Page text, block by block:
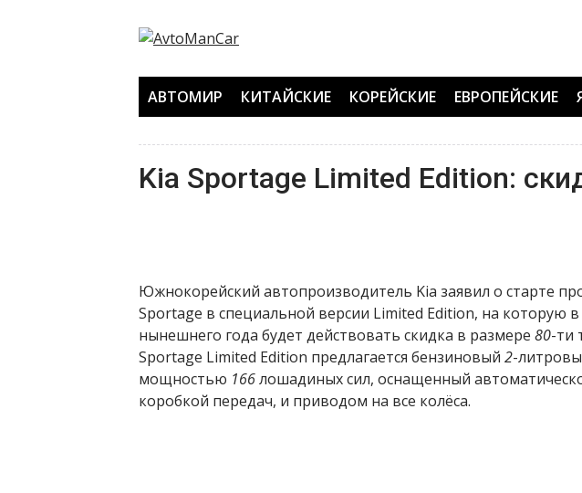
АВТОМИР КИТАЙСКИЕ КОРЕЙСКИЕ ЕВРОПЕЙСКИЕ
Kia Sportage Limited Edition:
Южнокорейский автопроизводитель Kia заявил о старте
Sportage в специальной версии Limited Edition, на которую
нынешнего года будет действовать скидка в размере 80-ти
Sportage Limited Edition предлагается бензиновый 2-
мощностью 166лошадиных сил, оснащенный
коробкой передач, и приводом на все колёса.